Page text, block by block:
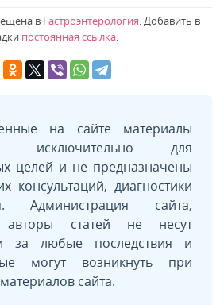
в Гастроэнтерология. Добавить в
постоянная ссылка.
на сайте материалы
исключительно для
целей и не предназначены
консультаций, диагностики
Администрация сайта,
статей не несут
за любые последствия и
могут возникнуть при
сайта.